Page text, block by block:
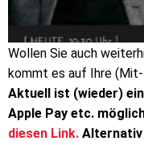
Wollen Sie auch
kommt es auf Ihre
Aktuell ist (wieder)
Apple Pay etc.
diesen Link. Alternativ